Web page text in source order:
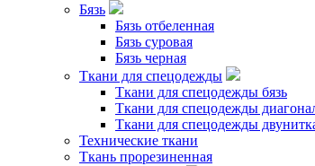
Бязь
Бязь отбеленная
Бязь суровая
Бязь черная
Ткани для спецодежды
Ткани для спецодежды бязь
Ткани для спецодежды
Ткани для спецодежды
Технические ткани
Ткань прорезиненная